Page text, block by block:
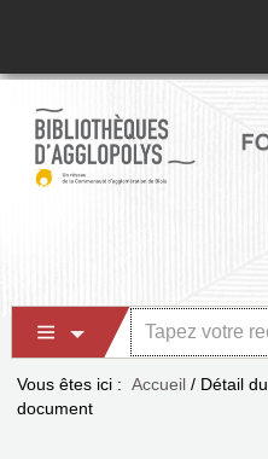
Vous êtes ici : Accueil / Détail du
document